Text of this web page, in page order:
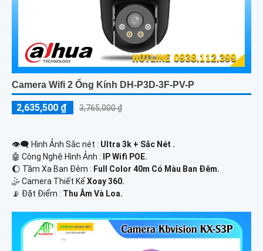
Camera Wifi 2 Ống Kính DH-P3D-3F-PV-P
2,635,500 ₫ 3,765,000 ₫
👁️‍🗨 Hình Ảnh Sắc nét : Ultra 3k + Sắc Nét .
🤖️ Công Nghệ Hình Ảnh :
IP Wifi POE.
🌔 Tầm Xa Ban Đêm : Full Color 40m Có Màu Ban Ðêm.
🤹 Camera Thiết Kế Xoay 360.
️📡 Đặt Điểm : Thu Âm Và Loa.